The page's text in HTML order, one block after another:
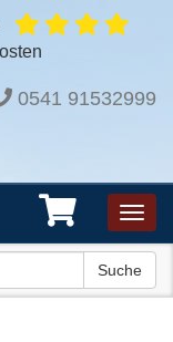
0541 91532999
Suche